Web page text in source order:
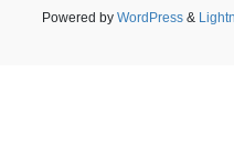
Powered by WordPress&